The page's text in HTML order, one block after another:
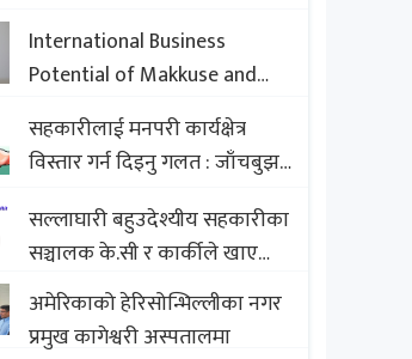
International Business
Potential of Makkuse and
Export Opportunities of
Nepali Sweets with Global
Comparison to Baklava
सहकारीलाई मनपरी कार्यक्षेत्र
विस्तार गर्न दिइनु गलत : जाँचबुझ
सल्लाघारी बहुउदेश्यीय सहकारीका
सञ्चालक के.सी र कार्कीले खाए
सदस्यको करोडौं बचत
अमेरिकाको हेरिसोन्भिल्लीका नगर
प्रमुख कागेश्वरी अस्पतालमा